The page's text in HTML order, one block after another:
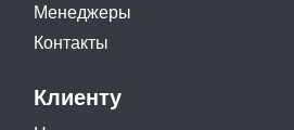
Менеджеры
Контакты
Клиенту